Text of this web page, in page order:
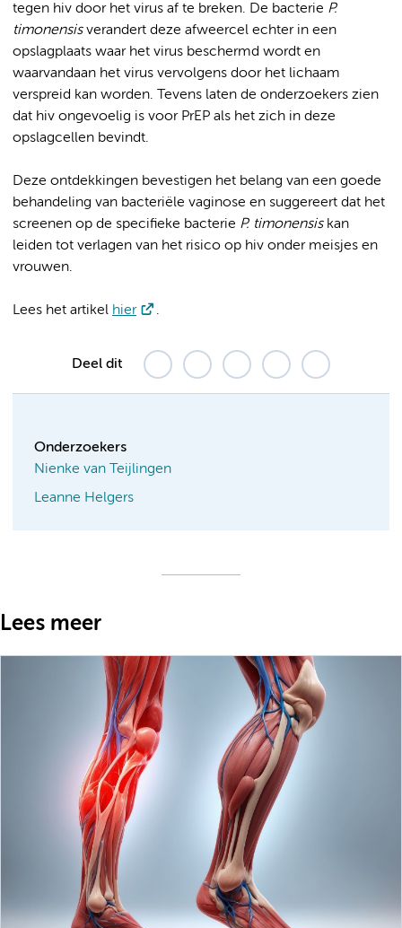
tegen hiv door het virus af te breken. De bacterie P.
timonensisverandert deze afweercel echter in een
opslagplaats waar het virus beschermd wordt en
waarvandaan het virus vervolgens door het lichaam
verspreid kan worden. Tevens laten de onderzoekers zien
dat hiv ongevoelig is voor PrEP als het zich in deze
opslagcellen bevindt.
Deze ontdekkingen bevestigen het belang van een goede
behandeling van bacteriële vaginose en suggereert dat het
screenen op de specifieke bacterie P. timonensiskan
leiden tot verlagen van het risico op hiv onder meisjes en
vrouwen.
Lees het artikel hier .
Deel dit
Onderzoekers
Nienke van Teijlingen
Leanne Helgers
Lees meer